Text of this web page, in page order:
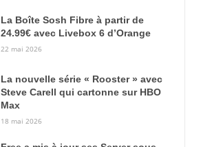
La Boîte Sosh Fibre à partir de
24.99€ avec Livebox 6 d’Orange
22 mai 2026
La nouvelle série « Rooster » avec
Steve Carell qui cartonne sur HBO
Max
18 mai 2026